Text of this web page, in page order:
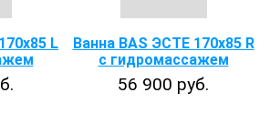
L
Ванна BAS ЭСТЕ 170х85 R
с гидромассажем
56 900 руб.